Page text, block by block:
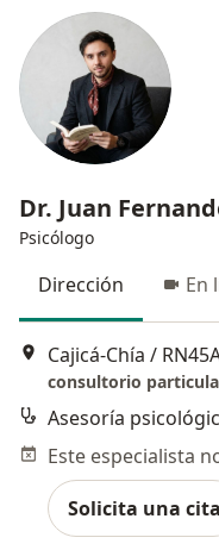
Dr. Juan
Psicólogo
Dirección En
Cajicá-Chía /
consultorio
Asesoría
Solicita una cita